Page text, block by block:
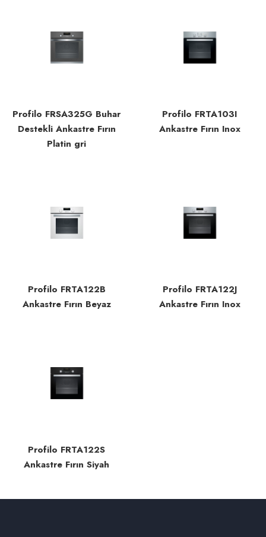
Profilo FRSA325G Buhar
Destekli Ankastre Fırın
Platin gri
Profilo FRTA103I
Ankastre Fırın Inox
Profilo FRTA122B
Ankastre Fırın Beyaz
Profilo FRTA122J
Ankastre Fırın Inox
Profilo FRTA122S
Ankastre Fırın Siyah